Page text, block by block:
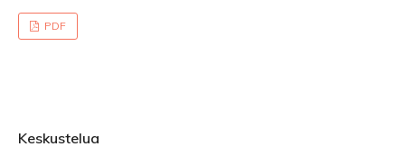
PDF
Keskustelua